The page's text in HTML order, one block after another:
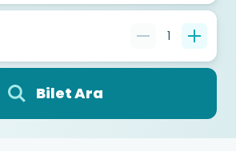
1
Bilet Ara